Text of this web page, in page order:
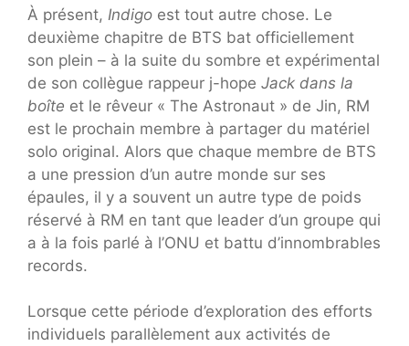
À présent, Indigo est tout autre chose. Le
deuxième chapitre de BTS bat officiellement
son plein – à la suite du sombre et expérimental
de son collègue rappeur j-hope Jack dans la
boîte et le rêveur « The Astronaut » de Jin, RM
est le prochain membre à partager du matériel
solo original. Alors que chaque membre de BTS
a une pression d’un autre monde sur ses
épaules, il y a souvent un autre type de poids
réservé à RM en tant que leader d’un groupe qui
a à la fois parlé à l’ONU et battu d’innombrables
records.
Lorsque cette période d’exploration des efforts
individuels parallèlement aux activités de